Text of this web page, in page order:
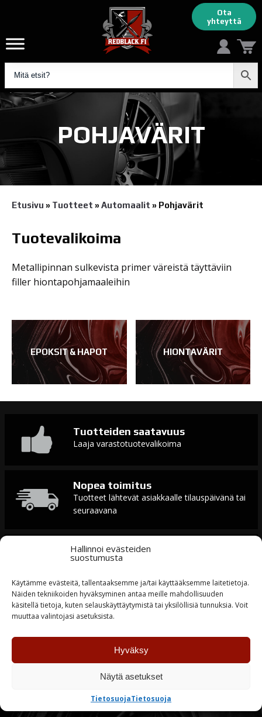
Hallinnoi evästeiden
suostumusta
Käytämme evästeitä, tallentaaksemme ja/tai käyttääksemme laitetietoja.
Näiden tekniikoiden hyväksyminen antaa meille mahdollisuuden
käsitellä tietoja, kuten selauskäyttäytymistä tai yksilöllisiä tunnuksia. Voit
muuttaa valintojasi asetuksista.
Hyväksy
Näytä asetukset
TietosuojaTietosuoja
Ota
yhteyttä
POHJAVÄRIT
Etusivu » Tuotteet » Automaalit » Pohjavärit
Tuotevalikoima
Metallipinnan sulkevista primer väreistä täyttäviin
filler hiontapohjamaaleihin
EPOKSIT & HAPOT HIONTAVÄRIT
Tuotteiden saatavuus
Laaja varastotuotevalikoima
Nopea toimitus
Tuotteet lähtevät asiakkaalle tilauspäivänä tai
seuraavana
Erikoismaalit
Maalit kaikkeen maalaamiseen
Henkilökohtainen palvelu
Ota meihin yhteyttä »